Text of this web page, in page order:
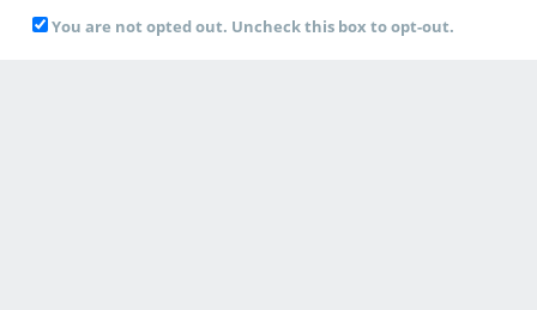
You are not opted out. Uncheck this box to opt-out.